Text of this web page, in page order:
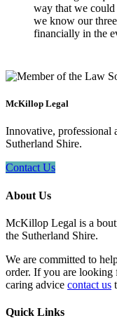
way that we could
we know our
financially in the
McKillop Legal
Innovative, professional
Sutherland Shire.
Contact Us
About Us
McKillop Legal is a
the Sutherland Shire.
We are committed to
order. If you are looking
caring advice contact us
Quick Links